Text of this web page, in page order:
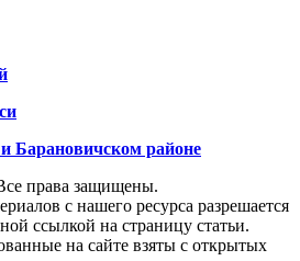
Барановичском районе
права защищены.
с нашего ресурса разрешается
ссылкой на страницу статьи.
на сайте взяты с открытых